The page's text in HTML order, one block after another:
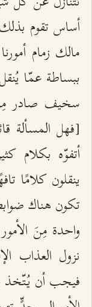
أساس تقوم
مالك زمام
ببساطة عمّا
سخيف صادر
[فهل المسألة
أتفوّه بكلام
ينقلون كلامًا
تكون هناك
واحدة مِنَ
نزول العذاب
فيجب أن يُتّخذ